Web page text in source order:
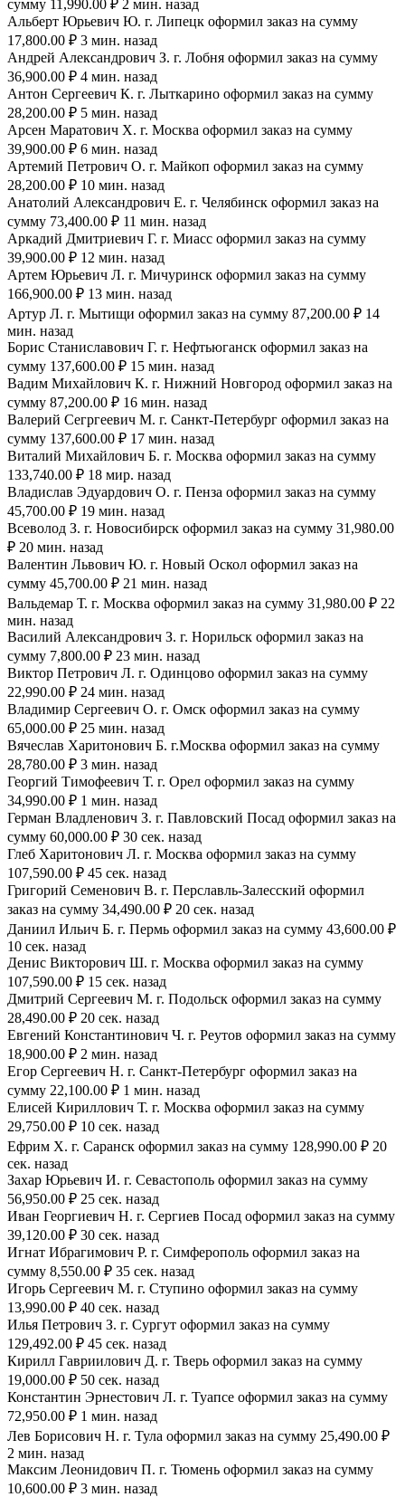
сумму 11,990.00 ₽ 2 мин. назад
Альберт Юрьевич Ю. г. Липецк оформил заказ на сумму
17,800.00 ₽ 3 мин. назад
Андрей Александрович З. г. Лобня оформил заказ на сумму
36,900.00 ₽ 4 мин. назад
Антон Сергеевич К. г. Лыткарино оформил заказ на сумму
28,200.00 ₽ 5 мин. назад
Арсен Маратович Х. г. Москва оформил заказ на сумму
39,900.00 ₽ 6 мин. назад
Артемий Петрович О. г. Майкоп оформил заказ на сумму
28,200.00 ₽ 10 мин. назад
Анатолий Александрович Е. г. Челябинск оформил заказ на
сумму 73,400.00 ₽ 11 мин. назад
Аркадий Дмитриевич Г. г. Миасс оформил заказ на сумму
39,900.00 ₽ 12 мин. назад
Артем Юрьевич Л. г. Мичуринск оформил заказ на сумму
166,900.00 ₽ 13 мин. назад
Артур Л. г. Мытищи оформил заказ на сумму 87,200.00 ₽ 14
мин. назад
Борис Станиславович Г. г. Нефтьюганск оформил заказ на
сумму 137,600.00 ₽ 15 мин. назад
Вадим Михайлович К. г. Нижний Новгород оформил заказ на
сумму 87,200.00 ₽ 16 мин. назад
Валерий Сегргеевич М. г. Санкт-Петербург оформил заказ на
сумму 137,600.00 ₽ 17 мин. назад
Виталий Михайлович Б. г. Москва оформил заказ на сумму
133,740.00 ₽ 18 мир. назад
Владислав Эдуардович О. г. Пенза оформил заказ на сумму
45,700.00 ₽ 19 мин. назад
Всеволод З. г. Новосибирск оформил заказ на сумму 31,980.00
₽ 20 мин. назад
Валентин Львович Ю. г. Новый Оскол оформил заказ на
сумму 45,700.00 ₽ 21 мин. назад
Вальдемар Т. г. Москва оформил заказ на сумму 31,980.00 ₽ 22
мин. назад
Василий Александрович З. г. Норильск оформил заказ на
сумму 7,800.00 ₽ 23 мин. назад
Виктор Петрович Л. г. Одинцово оформил заказ на сумму
22,990.00 ₽ 24 мин. назад
Владимир Сергеевич О. г. Омск оформил заказ на сумму
65,000.00 ₽ 25 мин. назад
Вячеслав Харитонович Б. г.Москва оформил заказ на сумму
28,780.00 ₽ 3 мин. назад
Георгий Тимофеевич Т. г. Орел оформил заказ на сумму
34,990.00 ₽ 1 мин. назад
Герман Владленович З. г. Павловский Посад оформил заказ на
сумму 60,000.00 ₽ 30 сек. назад
Глеб Харитонович Л. г. Москва оформил заказ на сумму
107,590.00 ₽ 45 сек. назад
Григорий Семенович В. г. Перславль-Залесский оформил
заказ на сумму 34,490.00 ₽ 20 сек. назад
Даниил Ильич Б. г. Пермь оформил заказ на сумму 43,600.00 ₽
10 сек. назад
Денис Викторович Ш. г. Москва оформил заказ на сумму
107,590.00 ₽ 15 сек. назад
Дмитрий Сергеевич М. г. Подольск оформил заказ на сумму
28,490.00 ₽ 20 сек. назад
Евгений Константинович Ч. г. Реутов оформил заказ на сумму
18,900.00 ₽ 2 мин. назад
Егор Сергеевич Н. г. Санкт-Петербург оформил заказ на
сумму 22,100.00 ₽ 1 мин. назад
Елисей Кириллович Т. г. Москва оформил заказ на сумму
29,750.00 ₽ 10 сек. назад
Ефрим Х. г. Саранск оформил заказ на сумму 128,990.00 ₽ 20
сек. назад
Захар Юрьевич И. г. Севастополь оформил заказ на сумму
56,950.00 ₽ 25 сек. назад
Иван Георгиевич Н. г. Сергиев Посад оформил заказ на сумму
39,120.00 ₽ 30 сек. назад
Игнат Ибрагимович Р. г. Симферополь оформил заказ на
сумму 8,550.00 ₽ 35 сек. назад
Игорь Сергеевич М. г. Ступино оформил заказ на сумму
13,990.00 ₽ 40 сек. назад
Илья Петрович З. г. Сургут оформил заказ на сумму
129,492.00 ₽ 45 сек. назад
Кирилл Гавриилович Д. г. Тверь оформил заказ на сумму
19,000.00 ₽ 50 сек. назад
Константин Эрнестович Л. г. Туапсе оформил заказ на сумму
72,950.00 ₽ 1 мин. назад
Лев Борисович Н. г. Тула оформил заказ на сумму 25,490.00 ₽
2 мин. назад
Максим Леонидович П. г. Тюмень оформил заказ на сумму
10,600.00 ₽ 3 мин. назад